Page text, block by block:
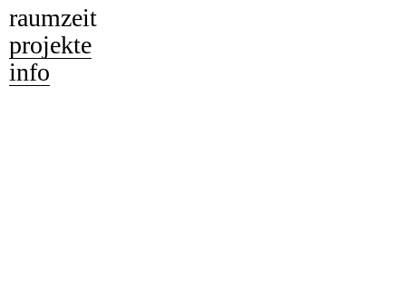
raumzeit
projekte
info